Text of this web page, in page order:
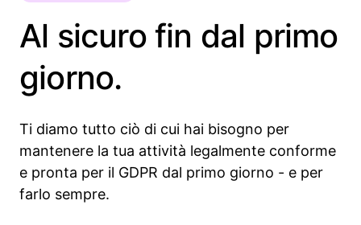
Al sicuro fin dal primo
giorno.
Ti diamo tutto ciò di cui hai bisogno per
mantenere la tua attività legalmente conforme
e pronta per il GDPR dal primo giorno - e per
farlo sempre.